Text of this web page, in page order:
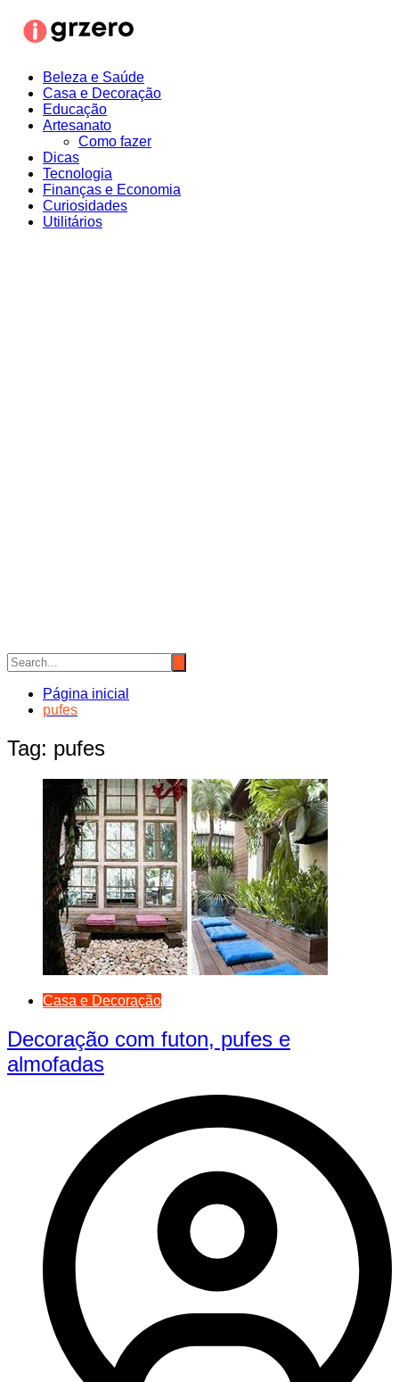
para
Beleza e Saúde
Casa e Decoração
Educação
Artesanato
Como fazer
Dicas
Tecnologia
Finanças e Economia
Curiosidades
Utilitários
Página inicial
pufes
Tag: pufes
Casa e Decoração
Decoração com futon, pufes e
almofadas